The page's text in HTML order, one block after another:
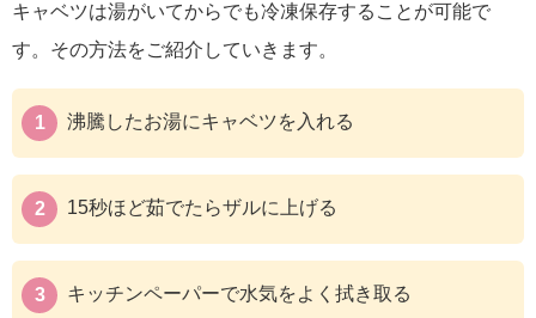
キャベツは湯がいてからでも冷凍保存することが可能で
す。その方法をご紹介していきます。
沸騰したお湯にキャベツを入れる
15秒ほど茹でたらザルに上げる
キッチンペーパーで水気をよく拭き取る